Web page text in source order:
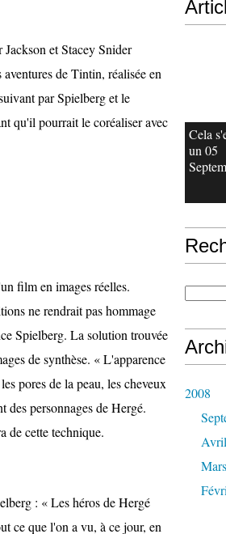
et Stacey Snider
de Tintin, réalisée en
par Spielberg et le
qu'il pourrait le coréaliser avec
film en images réelles.
ne rendrait pas hommage
Spielberg. La solution trouvée
de synthèse. « L'apparence
pores de la peau, les cheveux
des personnages de Hergé.
de cette technique.
: « Les héros de Hergé
ce que l'on a vu, à ce jour, en
Cela
un 05
2008
Avril
Mars